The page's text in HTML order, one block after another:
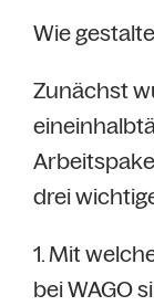
Wie
Zunächst
drei
1. Mit
bei WAGO